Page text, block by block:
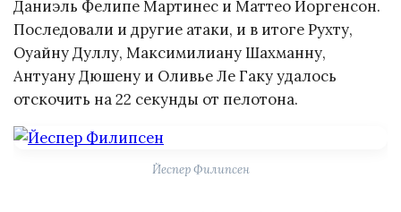
Даниэль Фелипе Мартинес и Маттео Йоргенсон.
Последовали и другие атаки, и в итоге Рухту,
Оуайну Дуллу, Максимилиану Шахманну,
Антуану Дюшену и Оливье Ле Гаку удалось
отскочить на 22 секунды от пелотона.
Йеспер Филипсен